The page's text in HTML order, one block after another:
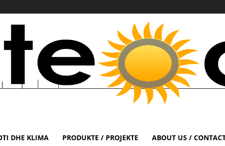
DHE KLIMA PRODUKTE / PROJEKTE ABOUT US /